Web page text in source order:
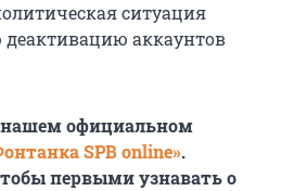
ситуация
аккаунтов
нашем официальном
SPB online».
первыми узнавать о